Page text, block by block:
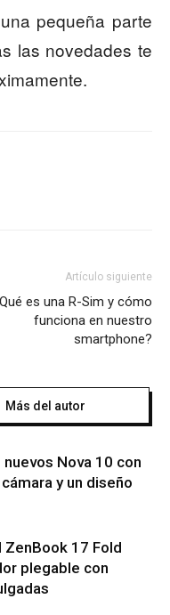
pequeña parte
las novedades te
Artículo siguiente
es una R-Sim y cómo
funciona en nuestro
smartphone?
Más del autor
Nova 10 con
y un diseño
17 Fold
plegable con